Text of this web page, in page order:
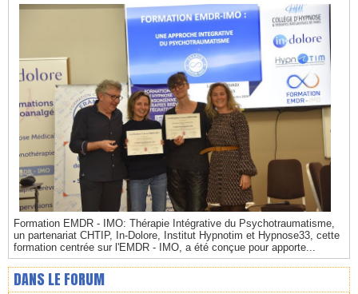
Formation EMDR - IMO: Thérapie Intégrative du Psychotraumatisme,
un partenariat CHTIP, In-Dolore, Institut Hypnotim et Hypnose33, cette
formation centrée sur l'EMDR - IMO, a été conçue pour apporte...
DANS LE FORUM